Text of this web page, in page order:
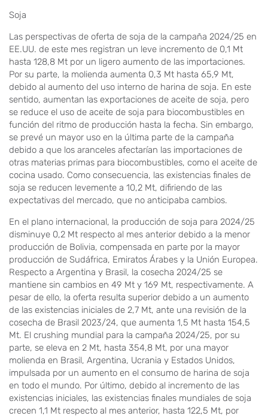
Soja
Las perspectivas de oferta de soja de la campaña 2024/25 en
EE.UU. de este mes registran un leve incremento de 0,1 Mt
hasta 128,8 Mt por un ligero aumento de las importaciones.
Por su parte, la molienda aumenta 0,3 Mt hasta 65,9 Mt,
debido al aumento del uso interno de harina de soja. En este
sentido, aumentan las exportaciones de aceite de soja, pero
se reduce el uso de aceite de soja para biocombustibles en
función del ritmo de producción hasta la fecha. Sin embargo,
se prevé un mayor uso en la última parte de la campaña
debido a que los aranceles afectarían las importaciones de
otras materias primas para biocombustibles, como el aceite de
cocina usado. Como consecuencia, las existencias finales de
soja se reducen levemente a 10,2 Mt, difiriendo de las
expectativas del mercado, que no anticipaba cambios.
En el plano internacional, la producción de soja para 2024/25
disminuye 0,2 Mt respecto al mes anterior debido a la menor
producción de Bolivia, compensada en parte por la mayor
producción de Sudáfrica, Emiratos Árabes y la Unión Europea.
Respecto a Argentina y Brasil, la cosecha 2024/25 se
mantiene sin cambios en 49 Mt y 169 Mt, respectivamente. A
pesar de ello, la oferta resulta superior debido a un aumento
de las existencias iniciales de 2,7 Mt, ante una revisión de la
cosecha de Brasil 2023/24, que aumenta 1,5 Mt hasta 154,5
Mt. El crushing mundial para la campaña 2024/25, por su
parte, se eleva en 2 Mt, hasta 354,8 Mt, por una mayor
molienda en Brasil, Argentina, Ucrania y Estados Unidos,
impulsada por un aumento en el consumo de harina de soja
en todo el mundo. Por último, debido al incremento de las
existencias iniciales, las existencias finales mundiales de soja
crecen 1,1 Mt respecto al mes anterior, hasta 122,5 Mt, por